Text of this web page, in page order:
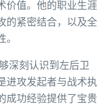
价值。他的职业生涯
的紧密结合，以及全
深刻认识到左后卫
进攻发起者与战术执
成功经验提供了宝贵